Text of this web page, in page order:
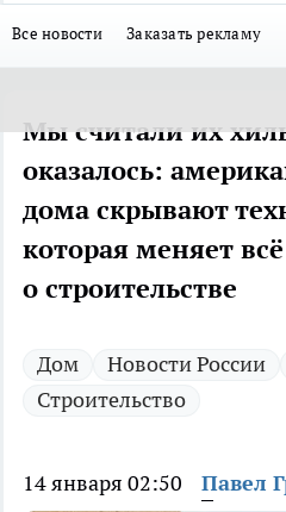
Все новости Заказать рекламу
Мы считали их
оказалось:
дома скрывают
которая меняет
о строительстве
Дом Новости России
Строительство
14 января 02:50 Павел